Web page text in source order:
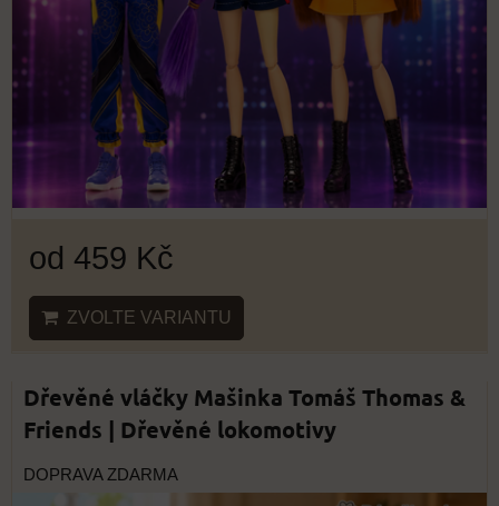
od 459 Kč
ZVOLTE VARIANTU
Dřevěné vláčky Mašinka Tomáš Thomas &
Friends | Dřevěné lokomotivy
DOPRAVA ZDARMA